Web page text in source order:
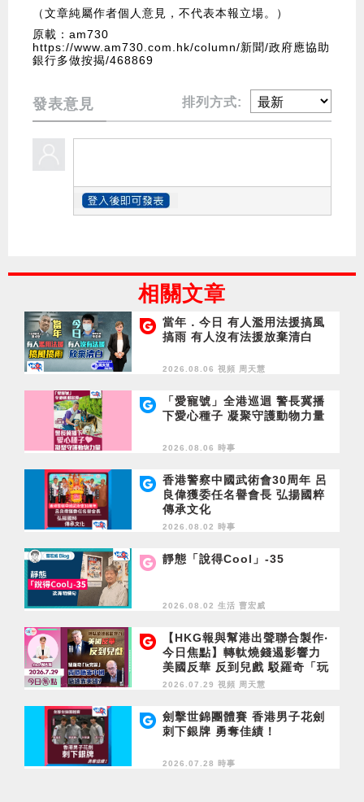
（文章純屬作者個人意見，不代表本報立場。）
原載：am730
https://www.am730.com.hk/column/新聞/政府應協助
銀行多做按揭/468869
發表意見 排列方式:
相關文章
當年．今日 有人濫用法援搞風
搞雨 有人沒有法援放棄清白
2026.08.06 視頻 周天慧
「愛寵號」全港巡迴 警長冀播
下愛心種子 凝聚守護動物力量
2026.08.06 時事
香港警察中國武術會30周年 呂
良偉獲委任名譽會長 弘揚國粹
傳承文化
2026.08.02 時事
靜態「說得Cool」-35
2026.08.02 生活 曹宏威
【HKG報與幫港出聲聯合製作‧
今日焦點】轉軚燒錢遏影響力
美國反華 反到兒戲 駁羅奇「玩
完論」 香港唔靠中國 唔通靠美
2026.07.29 視頻 周天慧
劍擊世錦團體賽 香港男子花劍
刺下銀牌 勇奪佳績！
2026.07.28 時事